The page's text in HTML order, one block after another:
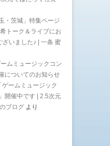
・茨城」特集ページ
トーク＆ライブにお
いました♪ | 一条 蜜
ムミュージックコン
についてのお知らせ
ームミュージック
開催中です | 2.5次元
ブログ より